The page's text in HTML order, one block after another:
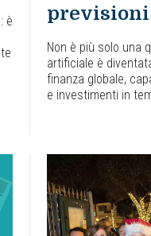
è
previsioni
Non è più solo una
artificiale è
finanza globale,
e investimenti in